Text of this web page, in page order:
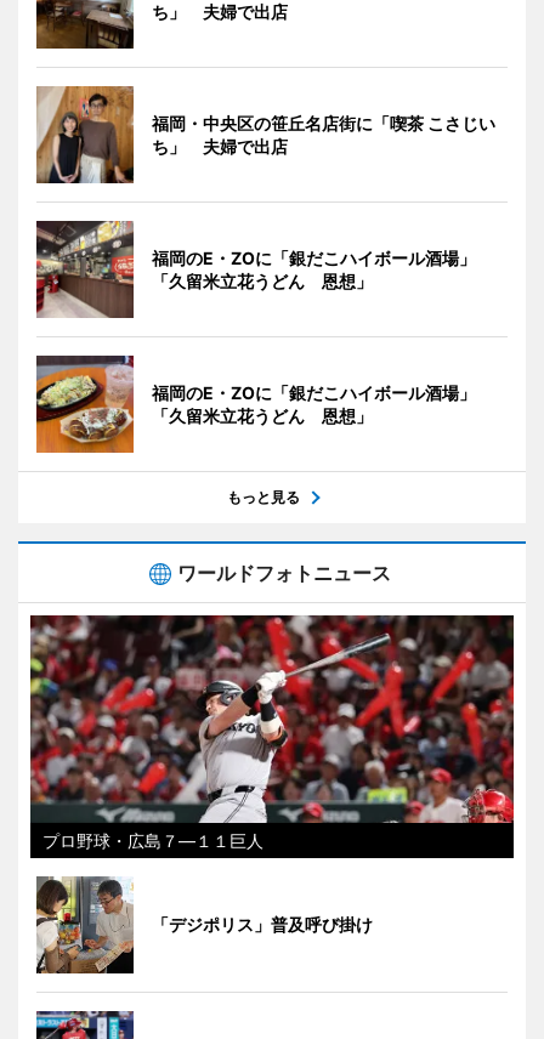
ち」 夫婦で出店
福岡・中央区の笹丘名店街に「喫茶 こさじい
ち」 夫婦で出店
福岡のE・ZOに「銀だこハイボール酒場」
「久留米立花うどん 恩想」
福岡のE・ZOに「銀だこハイボール酒場」
「久留米立花うどん 恩想」
もっと見る
ワールドフォトニュース
プロ野球・広島７―１１巨人
「デジポリス」普及呼び掛け